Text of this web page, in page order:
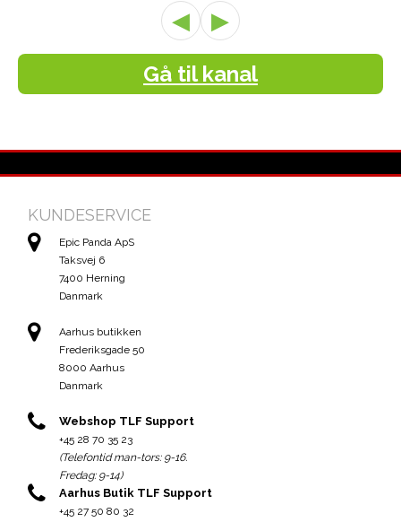
◀ ▶
Gå til kanal
KUNDESERVICE
Epic Panda ApS
Taksvej 6
7400 Herning
Danmark
Aarhus butikken
Frederiksgade 50
8000 Aarhus
Danmark
Webshop TLF Support
+45 28 70 35 23
(Telefontid man-tors: 9-16.
Fredag: 9-14)
Aarhus Butik TLF Support
+45 27 50 80 32